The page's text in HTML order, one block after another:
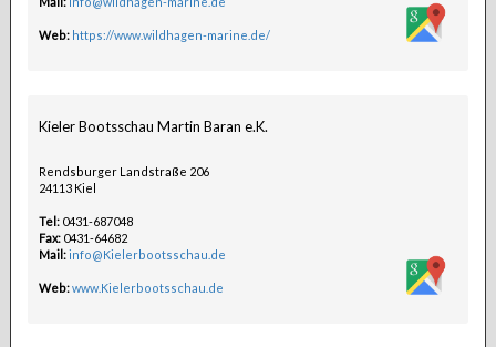
Web: https://www.wildhagen-marine.de/
Kieler Bootsschau Martin Baran e.K.
Rendsburger Landstraße 206
24113 Kiel
Tel:0431-687048
Fax:0431-64682
Mail:info@Kielerbootsschau.de
Web:www.Kielerbootsschau.de